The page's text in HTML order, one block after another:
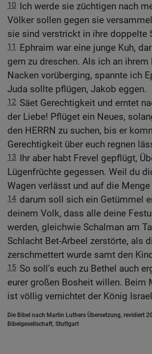
10 Ich werde sie züchtigen nach
Völker sollen gegen sie
sie sind verstrickt in ihre doppelte
11
Ephraim war eine junge Kuh,
gern zu dreschen. Als ich an
Nacken vorüberging, spannte ich
Juda sollte pflügen, Jakob eggen.
12 Säet Gerechtigkeit und erntet
der Liebe! Pflüget ein Neues,
den HERRN zu suchen, bis er
Gerechtigkeit über euch regnen
13 Ihr aber habt Frevel gepflügt,
Lügenfrüchte gegessen. Weil du
Wagen verlässt und auf die
14 darum soll sich ein Getümmel
deinem Volk, dass alle deine
werden, gleichwie Schalman am
Schlacht Bet-Arbeel zerstörte, als
zerschmettert wurde samt den
15 So soll’s euch zu Bethel auch
eurer großen Bosheit willen. Beim
ist völlig vernichtet der König
Die Bibel nach Martin Luthers Übersetzung, revidiert
Bibelgesellschaft, Stuttgart